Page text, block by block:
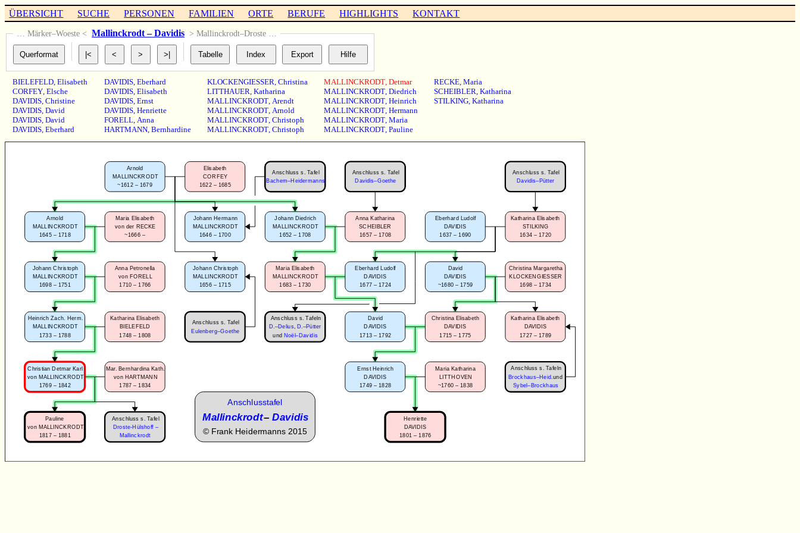
ÜBERSICHT SUCHE PERSONEN FAMILIEN ORTE BERUFE HIGHLIGHTS KONTAKT
… Märker–Woeste < Mallinckrodt – Davidis > Mallinckrodt–Droste …
BIELEFELD,Elisabeth
CORFEY,Elsche
DAVIDIS,Christine
DAVIDIS,David
DAVIDIS,David
DAVIDIS,Eberhard
DAVIDIS, Eberhard
DAVIDIS, Elisabeth
DAVIDIS, Ernst
DAVIDIS, Henriette
FORELL, Anna
HARTMANN, Bernhardine
KLOCKENGIESSER, Christina
LITTHAUER, Katharina
MALLINCKRODT, Arendt
MALLINCKRODT, Arnold
MALLINCKRODT, Christoph
MALLINCKRODT, Christoph
MALLINCKRODT, Detmar
MALLINCKRODT, Diedrich
MALLINCKRODT, Heinrich
MALLINCKRODT, Hermann
MALLINCKRODT, Maria
MALLINCKRODT, Pauline
RECKE, Maria
SCHEIBLER, Katharina
STILKING, Katharina
Johann Diedrich
MALLINCKRODT
1652 – 1708
Anna Katharina
SCHEIBLER
1657 – 1708
Eberhard Ludolf
DAVIDIS
1677 – 1724
Maria Elisabeth
MALLINCKRODT
1683 – 1730
David
DAVIDIS
1713 – 1792
Christina Elisabeth
DAVIDIS
1715 – 1775
Ernst Heinrich
DAVIDIS
1749 – 1828
Maria Katharina
LITTHOVEN
~1760 – 1838
Henriette
DAVIDIS
1801 – 1876
Eberhard Ludolf
DAVIDIS
1637 – 1690
Katharina Elisabeth
STILKING
1634 – 1720
David
DAVIDIS
~1680 – 1759
Christina Margaretha
KLOCKENGIESSER
1698 – 1734
Katharina Elisabeth
DAVIDIS
1727 – 1789
Anschluss s. Tafeln
Brockhaus–Heid. und
Sybel–Brockhaus
Anschluss s. Tafel
Davidis–Pütter
Anschluss s. Tafel
Davidis–Goethe
Arnold
MALLINCKRODT
~1612 – 1679
Elisabeth
CORFEY
1622 – 1685
Arnold
MALLINCKRODT
1645 – 1718
Maria Elisabeth
von der RECKE
~1666 –
Johann Christoph
MALLINCKRODT
1698 – 1751
Anna Petronella
von FORELL
1710 – 1766
Heinrich Zach. Herm.
MALLINCKRODT
1733 – 1788
Katharina Elisabeth
BIELEFELD
1748 – 1808
Christian Detmar Karl
von MALLINCKRODT
1769 – 1842
Mar. Bernhardina Kath.
von HARTMANN
1787 – 1834
Pauline
von MALLINCKRODT
1817 – 1881
Johann Christoph
MALLINCKRODT
1656 – 1715
Anschluss s. Tafel
Eulenberg–Goethe
Anschlusstafel
Mallinckrodt–Davidis
© Frank Heidermanns 2015
Anschluss s. Tafeln
D.–Delius, D.–Pütter
undNoël–Davidis
Anschluss s. Tafel
Droste-Hülshoff –
Mallinckrodt
Johann Hermann
MALLINCKRODT
1646 – 1700
Anschluss s. Tafel
Bachem–Heidermanns